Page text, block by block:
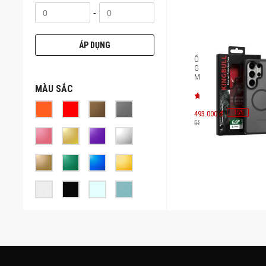
-
ÁP DỤNG
MÀU SẮC
Ốp lưng Magsafe
Galaxy S26 Ultra
MGXS26U
493.000 đ -15%
580.000 đ